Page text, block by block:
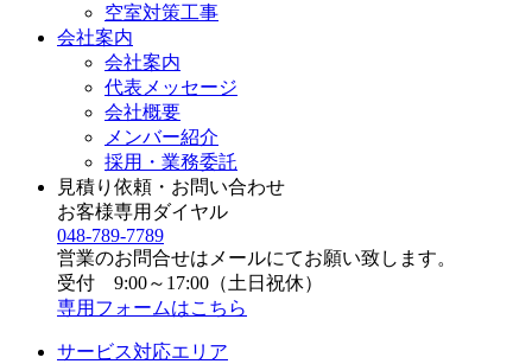
空室対策工事
会社案内
会社案内
代表メッセージ
会社概要
メンバー紹介
採用・業務委託
見積り依頼・お問い合わせ
お客様専用ダイヤル
048-789-7789
営業のお問合せはメールにてお願い致します。
受付 9:00～17:00（土日祝休）
専用フォームはこちら
サービス対応エリア